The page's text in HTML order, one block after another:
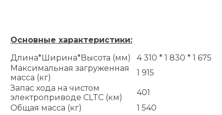
Основные характеристики:
Длина*Ширина*Высота (мм)
4 310 * 1 830 * 1 675
Максимальная загруженная
масса (кг)
1 915
Запас хода на чистом
электроприводе CLTC (км)
401
Общая масса (кг)
1 540